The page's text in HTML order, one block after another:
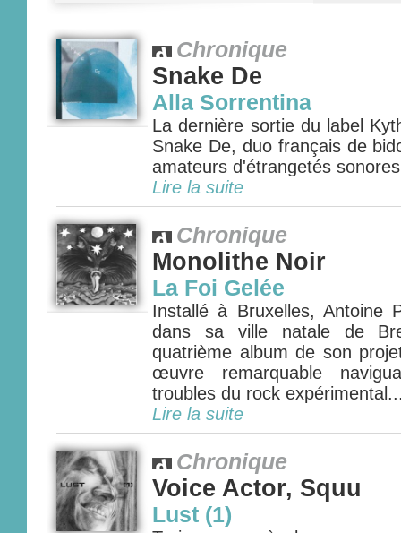
Chronique
Snake De
Alla Sorrentina
La dernière sortie du label
Snake De, duo français de
amateurs d'étrangetés
Lire la suite
Chronique
Monolithe Noir
La Foi Gelée
Installé à Bruxelles, Antoine
dans sa ville natale de
quatrième album de son
œuvre remarquable
troubles du rock
Lire la suite
Chronique
Voice Actor, Squu
Lust (1)